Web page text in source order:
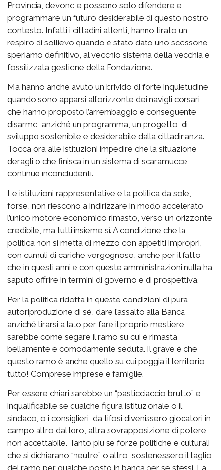
Provincia, devono e possono solo difendere e
programmare un futuro desiderabile di questo nostro
contesto. Infatti i cittadini attenti, hanno tirato un
respiro di sollievo quando è stato dato uno scossone,
speriamo definitivo, al vecchio sistema della vecchia e
fossilizzata gestione della Fondazione.
Ma hanno anche avuto un brivido di forte inquietudine
quando sono apparsi all’orizzonte dei navigli corsari
che hanno proposto l’arrembaggio e conseguente
disarmo, anziché un programma, un progetto, di
sviluppo sostenibile e desiderabile dalla cittadinanza.
Tocca ora alle istituzioni impedire che la situazione
deragli o che finisca in un sistema di scaramucce
continue inconcludenti.
Le istituzioni rappresentative e la politica da sole,
forse, non riescono a indirizzare in modo accelerato
l’unico motore economico rimasto, verso un orizzonte
credibile, ma tutti insieme sì. A condizione che la
politica non si metta di mezzo con appetiti impropri,
con cumuli di cariche vergognose, anche per il fatto
che in questi anni e con queste amministrazioni nulla ha
saputo offrire in termini di governo e di prospettiva.
Per la politica ridotta in queste condizioni di pura
autoriproduzione di sé, dare l’assalto alla Banca
anziché tirarsi a lato per fare il proprio mestiere
sarebbe come segare il ramo su cui è rimasta
bellamente e comodamente seduta. Il grave è che
questo ramo è anche quello su cui poggia il territorio
tutto! Comprese imprese e famiglie.
Per essere chiari sarebbe un “pasticciaccio brutto” e
inqualificabile se qualche figura istituzionale o il
sindaco, o i consiglieri, da tifosi divenissero giocatori in
campo altro dal loro, altra sovrapposizione di potere
non accettabile. Tanto più se forze politiche e culturali
che si dichiarano “neutre” o altro, sostenessero il taglio
del ramo per qualche posto in banca per se stessi. La